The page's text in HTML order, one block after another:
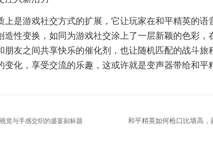
上是游戏社交方式的扩展，它让玩家在和平精英的语
造性变换，如同为游戏社交涂上了一层新颖的色彩，
朋友之间共享快乐的催化剂，也让随机匹配的战斗旅
变化，享受交流的乐趣，这或许就是变声器带给和平
觉与手感交织的盛宴副标题
和平精英如何枪口比墙高